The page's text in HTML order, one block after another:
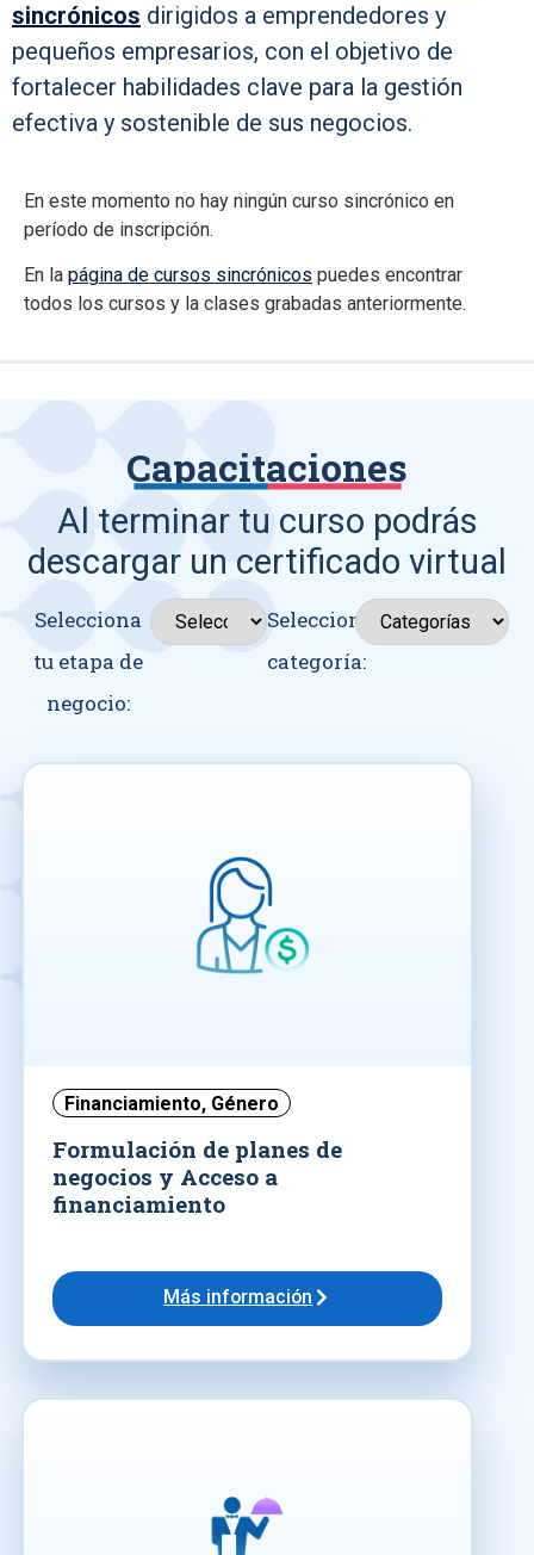
sincrónicos dirigidos a emprendedores y
pequeños empresarios, con el objetivo de
fortalecer habilidades clave para la gestión
efectiva y sostenible de sus negocios.
En este momento no hay ningún curso sincrónico en
período de inscripción.
En la página de cursos sincrónicos puedes encontrar
todos los cursos y la clases grabadas anteriormente.
Capacitaciones
Al terminar tu curso podrás
descargar un certificado virtual
Selecciona
tu etapa de
negocio:
Seleccionar
categoría:
Financiamiento, Género
Formulación de planes de
negocios y Acceso a
financiamiento
Más información